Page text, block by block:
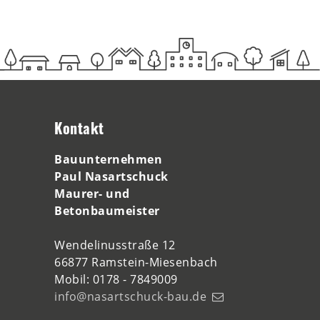
Kontakt
Bauunternehmen
Paul Nasartschuck
Maurer- und
Betonbaumeister
Wendelinusstraße 12
66877 Ramstein-Miesenbach
Mobil: 0178 - 7849009
info@nasartschuck-bau.de